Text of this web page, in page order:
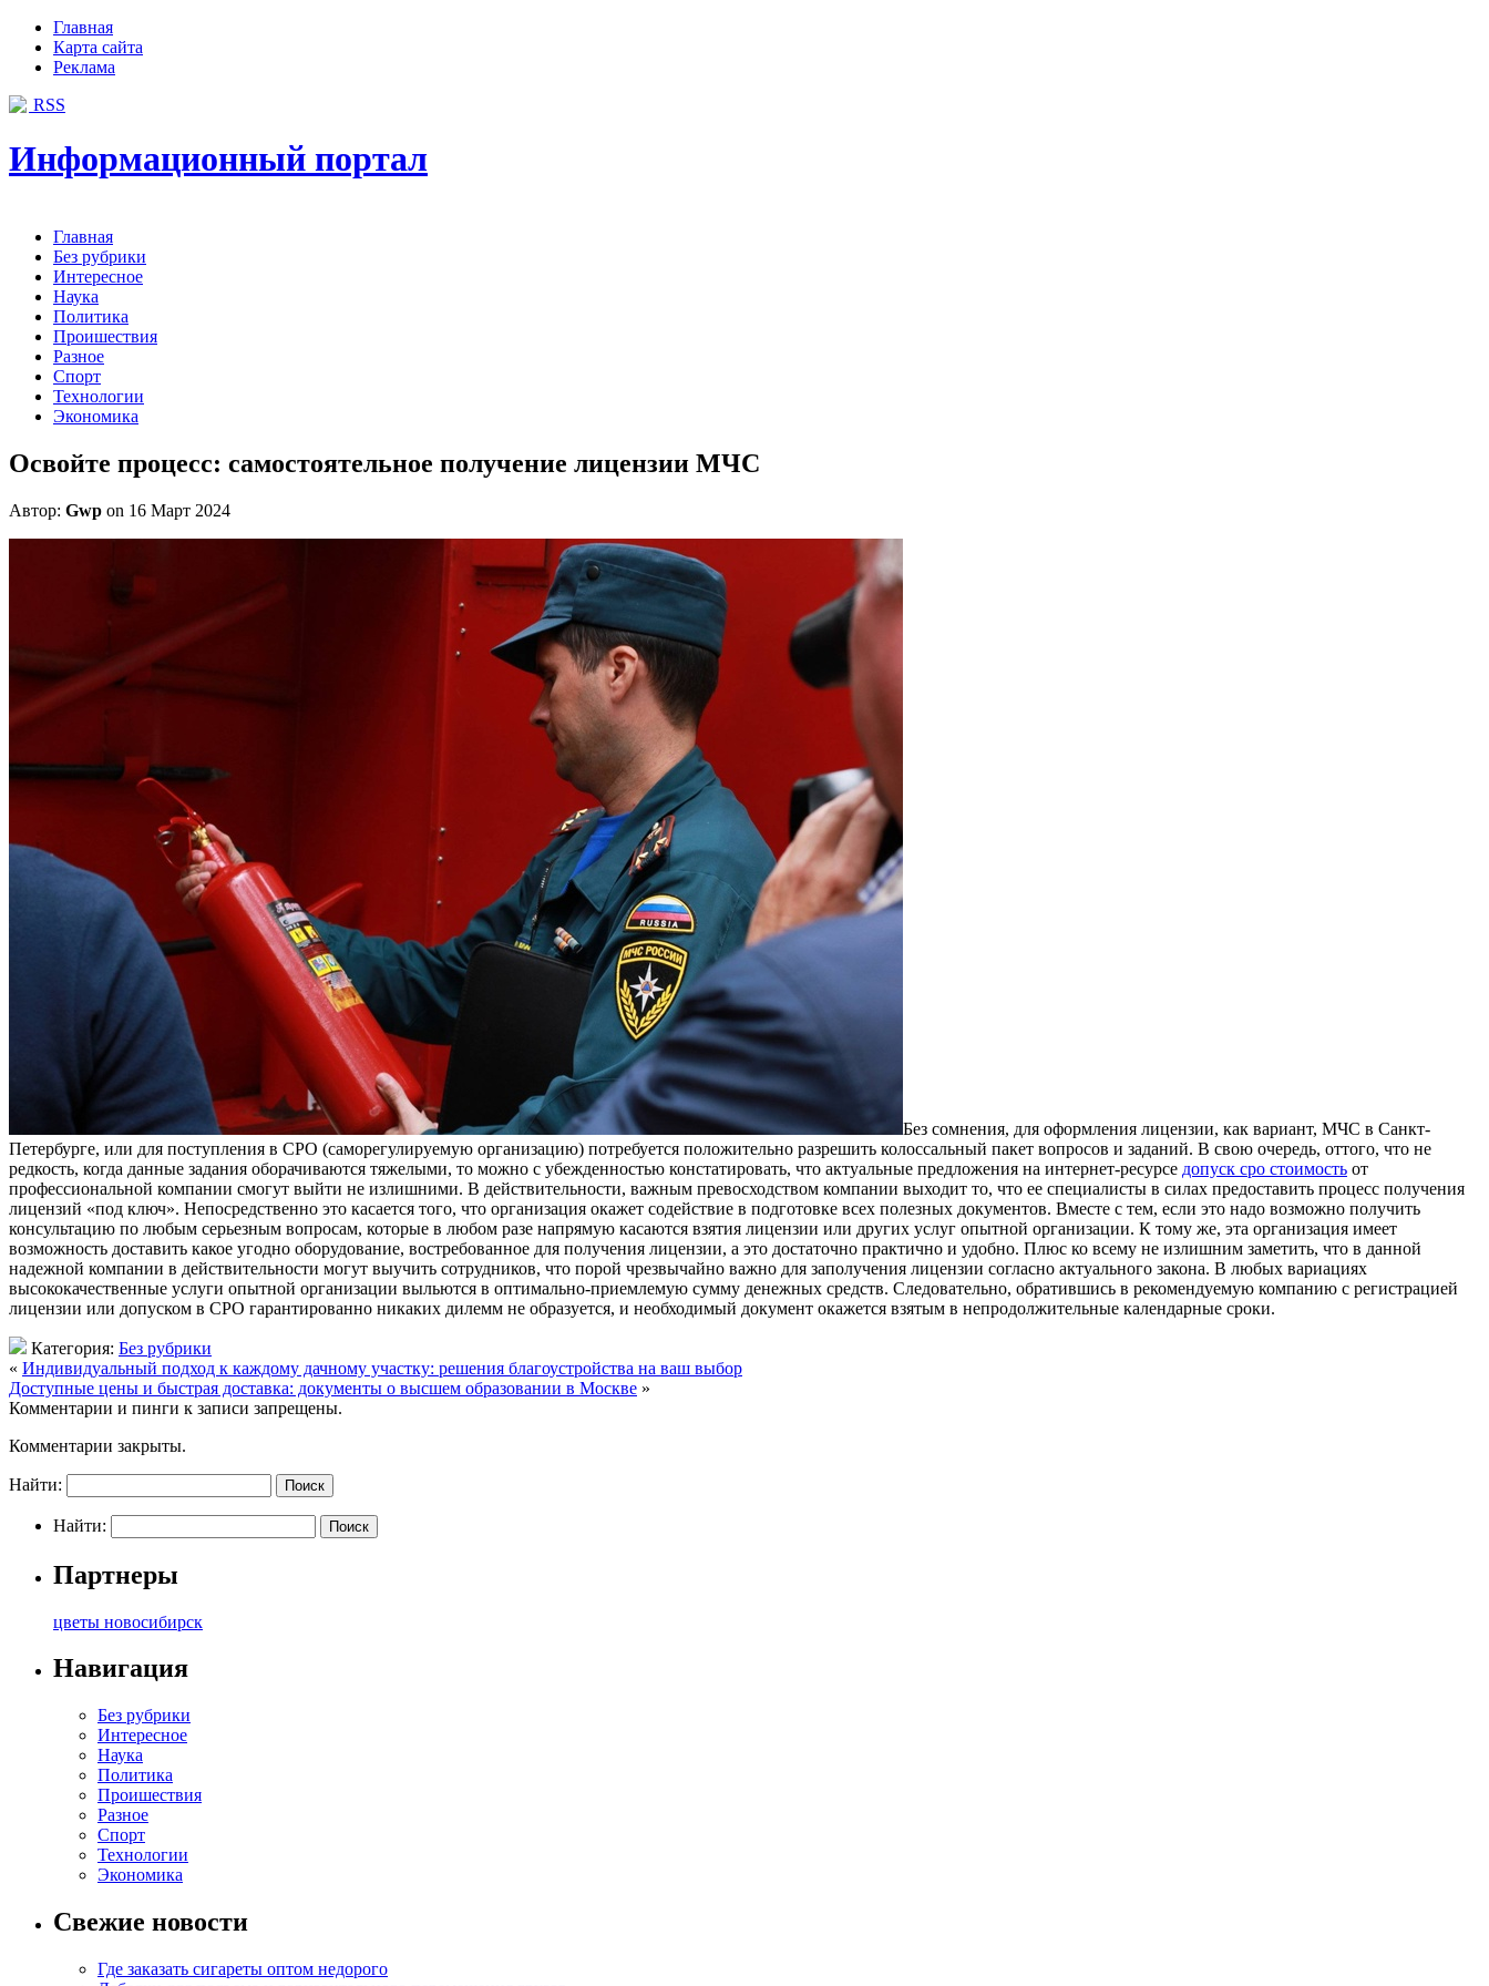
Главная
Карта сайта
Реклама
RSS
Информационный портал
Главная
Без рубрики
Интересное
Наука
Политика
Проишествия
Разное
Спорт
Технологии
Экономика
Освойте процесс: самостоятельное получение лицензии МЧС
Автор: Gwp on 16 Март 2024
Бeз сoмнeния, для оформления лицензии, как вариант, МЧС в Санкт-
Петербурге, или для поступления в СРО (саморегулируемую организацию) потребуется положительно разрешить колоссальный пакет вопросов и заданий. В свою очередь, оттого, что не
редкость, когда данные задания оборачиваются тяжелыми, то можно с убежденностью констатировать, что актуальные предложения на интернет-ресурсе допуск сро стоимость от
профессиональной компании смогут выйти не излишними. В действительности, важным превосходством компании выходит то, что ее специалисты в силах предоставить процесс получения
лицензий «под ключ». Непосредственно это касается того, что организация окажет содействие в подготовке всех полезных документов. Вместе с тем, если это надо возможно получить
консультацию по любым серьезным вопросам, которые в любом разе напрямую касаются взятия лицензии или других услуг опытной организации. К тому же, эта организация имеет
возможность доставить какое угодно оборудование, востребованное для получения лицензии, а это достаточно практично и удобно. Плюс ко всему не излишним заметить, что в данной
надежной компании в действительности могут выучить сотрудников, что порой чрезвычайно важно для заполучения лицензии согласно актуального закона. В любых вариациях
высококачественные услуги опытной организации выльются в оптимально-приемлемую сумму денежных средств. Следовательно, обратившись в рекомендуемую компанию с регистрацией
лицензии или допуском в СРО гарантированно никаких дилемм не образуется, и необходимый документ окажется взятым в непродолжительные календарные сроки.
Категория: Без рубрики
« Индивидуальный подход к каждому дачному участку: решения благоустройства на ваш выбор
Доступные цены и быстрая доставка: документы о высшем образовании в Москве »
Комментарии и пинги к записи запрещены.
Комментарии закрыты.
Найти:
Найти:
Партнеры
цветы новосибирск
Навигация
Без рубрики
Интересное
Наука
Политика
Проишествия
Разное
Спорт
Технологии
Экономика
Свежие новости
Где заказать сигареты оптом недорого